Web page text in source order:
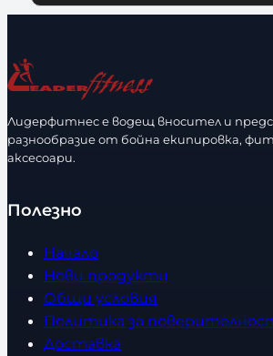
Лидерфитнес е водещ вносител и
разнообразие от бойна екипировка,
аксесоари.
Полезно
Начало
Нови продукти
Общи условия
Политика за
Доставка